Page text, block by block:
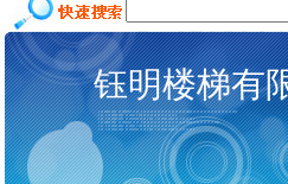
钰明楼梯有